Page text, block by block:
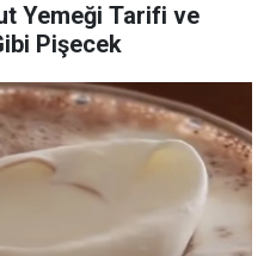
Yemeği Tarifi ve
Pişecek